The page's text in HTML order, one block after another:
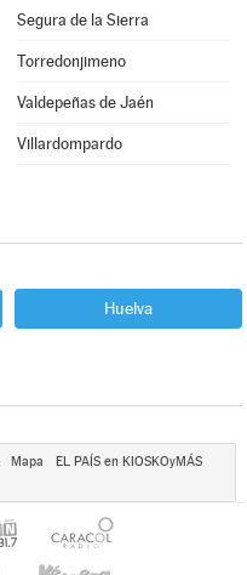
Segura de la Sierra
Torredonjimeno
Valdepeñas de Jaén
Villardompardo
Huelva
Mapa
EL PAÍS en KIOSKOyMÁS